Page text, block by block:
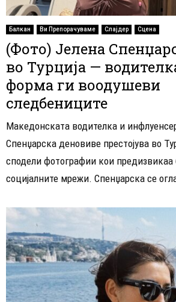
Балкан Ви Препорачуваме Слајдер Сцена
(Фото) Јелена
во Турција —
форма ги воодушеви
следбениците
Македонската водителка и
Спенџарска деновиве престојува во
сподели фотографии кои предизвикаа
социјалните мрежи. Спенџарска се